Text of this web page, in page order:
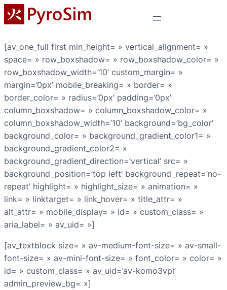
[av_one_full first min_height= » vertical_alignment= »
space= » row_boxshadow= » row_boxshadow_color= »
row_boxshadow_width=’10’ custom_margin= »
margin=’0px’ mobile_breaking= » border= »
border_color= » radius=’0px’ padding=’0px’
column_boxshadow= » column_boxshadow_color= »
column_boxshadow_width=’10’ background=’bg_color’
background_color= » background_gradient_color1= »
background_gradient_color2= »
background_gradient_direction=’vertical’ src= »
background_position=’top left’ background_repeat=’no-
repeat’ highlight= » highlight_size= » animation= »
link= » linktarget= » link_hover= » title_attr= »
alt_attr= » mobile_display= » id= » custom_class= »
aria_label= » av_uid= »]
[av_textblock size= » av-medium-font-size= » av-small-
font-size= » av-mini-font-size= » font_color= » color= »
id= » custom_class= » av_uid=’av-komo3vpl’
admin_preview_bg= »]